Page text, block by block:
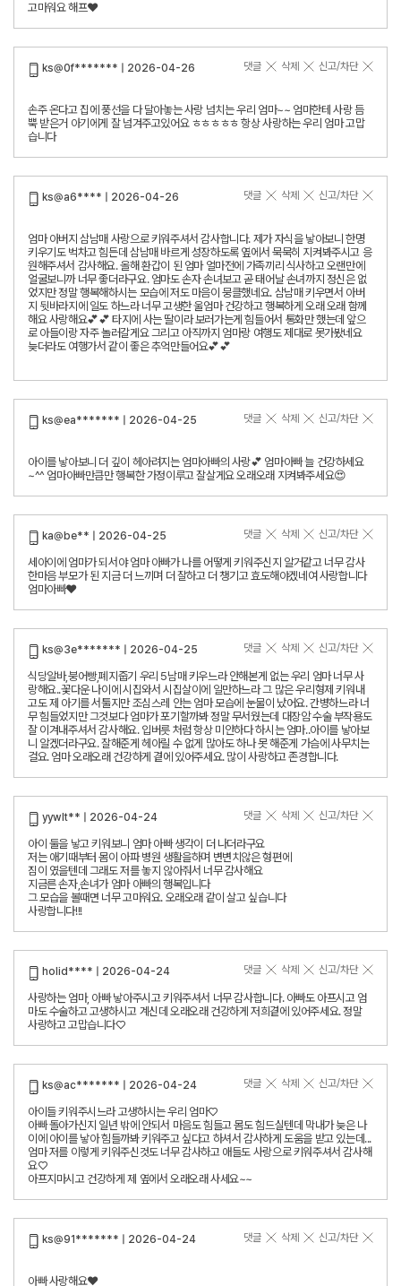
고마워요 해프❤️
ks@0f******* | 2026-04-26 신고/차단
삭제
댓글
손주 온다고 집에 풍선을 다 달아놓는 사랑 넘치는 우리 엄마~~ 엄마한테 사랑 듬
뿍 받은거 아기에게 잘 넘겨주고있어요 ㅎㅎㅎㅎㅎ 항상 사랑하는 우리 엄마 고맙
습니다
ks@a6**** | 2026-04-26 신고/차단
삭제
댓글
엄마 아버지 삼남매 사랑으로 키워주셔서 감사합니다. 제가 자식을 낳아보니 한명
키우기도 벅차고 힘든데 삼남매 바르게 성장하도록 옆에서 묵묵히 지켜봐주시고 응
원해주셔서 감사해요. 올해 환갑이 된 엄마 얼마전에 가족끼리 식사하고 오랜만에
얼굴보니까 너무 좋더라구요. 엄마도 손자 손녀보고 곧 태어날 손녀까지 정신은 없
었지만 정말 행복해하시는 모습에 저도 마음이 뭉클했네요. 삼남매 키우면서 아버
지 뒷바라지에 일도 하느라 너무 고생한 울엄마 건강하고 행복하게 오래 오래 함께
해요 사랑해요💕💕 타지에 사는 딸이라 보러가는게 힘들어서 통화만 했는데 앞으
로 아들이랑 자주 놀러갈게요 그리고 아직까지 엄마랑 여행도 제대로 못가봤네요
늦더라도 여행가서 같이 좋은 추억만들어요💕💕
ks@ea******* | 2026-04-25 신고/차단
삭제
댓글
아이를 낳아보니 더 깊이 헤아려지는 엄마아빠의 사랑💕 엄마아빠 늘 건강하세요
~^^ 엄마아빠만큼만 행복한 가정이루고 잘살게요 오래오래 지켜봐주세요😍
ka@be** | 2026-04-25 신고/차단
삭제
댓글
세아이에 엄마가 되서야 엄마 아빠가 나를 어떻게 키워주신지 알거같고 너무 감사
한마음 부모가 된 지금 더 느끼며 더 잘하고 더 챙기고 효도해야겠네여 사랑합니다
엄마아빠❤️
ks@3e******* | 2026-04-25 신고/차단
삭제
댓글
식당알바,붕어빵,폐지줍기 우리 5남매 키우느라 안해본게 없는 우리 엄마 너무 사
랑해요..꽃다운 나이에 시집와서 시집살이에 일만하느라 그 많은 우리형제 키워내
고도 제 아기를 서툴지만 조심스레 안는 엄마 모습에 눈물이 났어요. 간병하느라 너
무 힘들었지만 그것보다 엄마가 포기할까봐 정말 무서웠는데 대장암 수술 부작용도
잘 이겨내주셔서 감사해요. 입버릇 처럼 항상 미안하다 하시는 엄마..아이를 낳아보
니 알겠더라구요. 잘해준게 헤아릴 수 없게 많아도 하나 못 해준게 가슴에 사무치는
걸요. 엄마 오래오래 건강하게 곁에 있어주세요. 많이 사랑하고 존경합니다.
yywlt** | 2026-04-24 신고/차단
삭제
댓글
아이 둘을 낳고 키워보니 엄마 아빠 생각이 더 나더라구요
저는 애기때부터 몸이 아파 병원 생활을하며 변변치않은 형편에
짐이 였을텐데 그래도 저를 놓지 않아줘서 너무 감사해요
지금른 손자,손녀가 엄마 아빠의 행복입니다
그 모습을 볼때면 너무 고마워요. 오래오래 같이 살고 싶습니다
사랑합니다!!!
holid**** | 2026-04-24 신고/차단
삭제
댓글
사랑하는 엄마, 아빠 낳아주시고 키워주셔서 너무 감사합니다. 아빠도 아프시고 엄
마도 수술하고 고생하시고 계신데 오래오래 건강하게 저희곁에 있어주세요. 정말
사랑하고 고맙습니다♡
ks@ac******* | 2026-04-24 신고/차단
삭제
댓글
아이들 키워주시느라 고생하시는 우리 엄마♡
아빠 돌아가신지 일년 밖에 안되서 마음도 힘들고 몸도 힘드실텐데 막내가 늦은 나
이에 아이를 낳아 힘들까봐 키워주고 싶다고 하셔서 감사하게 도움을 받고 있는데...
엄마 저를 이렇게 키워주신것도 너무 감사하고 애들도 사랑으로 키워주셔서 감사해
요♡
아프지마시고 건강하게 제 옆에서 오래오래 사세요~~
ks@91******* | 2026-04-24 신고/차단
삭제
댓글
아빠 사랑해요❤️